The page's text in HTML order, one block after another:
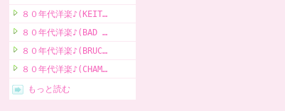
８０年代洋楽♪(KEIT…
８０年代洋楽♪(BAD …
８０年代洋楽♪(BRUC…
８０年代洋楽♪(CHAM…
もっと読む